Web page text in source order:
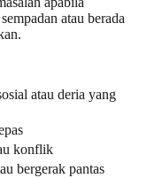
atau berada
atau deria yang
konflik
bergerak pantas